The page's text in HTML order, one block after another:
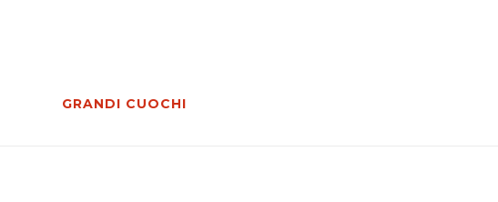
GRANDI CUOCHI